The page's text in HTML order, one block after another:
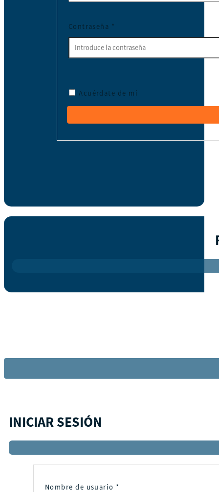
Contraseña *
Acuérdate de mí
INICIAR SESIÓN
Nombre de usuario *